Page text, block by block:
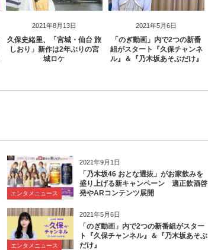
2021年8月13日
久保史緒里、「宮城・仙台 旅
しおり」新作は2年ぶりの宮
城ロケ
2021年5月6日
「のぎ動画」内で2つの新番
組がスタート『久保チャンネ
ル』＆『乃木坂あそぶだけ』
2021年9月1日
エンタメニュース
「乃木坂46 おとな選抜」がお家飲みを
盛り上げる新キャンペーン 適正飲酒啓
発やARコンテンツ展開
2021年5月6日
エンタメニュース
「のぎ動画」内で2つの新番組がスター
ト『久保チャンネル』＆『乃木坂あそぶ
だけ』